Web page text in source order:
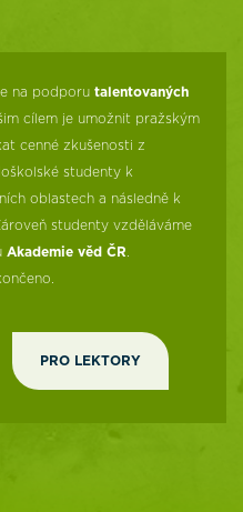
na podporu talentovaných
cílem je umožnit pražským
cenné zkušenosti z
studenty k
oblastech a následně k
studenty vzděláváme
Akademie věd ČR
PRO LEKTORY